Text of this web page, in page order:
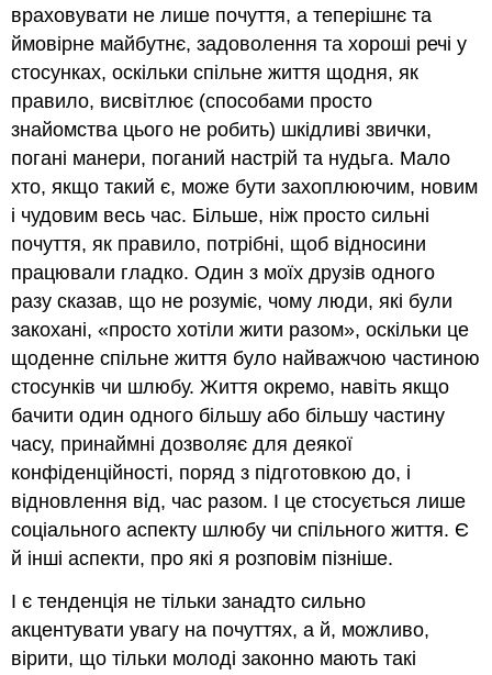
враховувати не лише почуття, а теперішнє та
ймовірне майбутнє, задоволення та хороші речі у
стосунках, оскільки спільне життя щодня, як
правило, висвітлює (способами просто
знайомства цього не робить) шкідливі звички,
погані манери, поганий настрій та нудьга. Мало
хто, якщо такий є, може бути захоплюючим, новим
і чудовим весь час. Більше, ніж просто сильні
почуття, як правило, потрібні, щоб відносини
працювали гладко. Один з моїх друзів одного
разу сказав, що не розуміє, чому люди, які були
закохані, «просто хотіли жити разом», оскільки це
щоденне спільне життя було найважчою частиною
стосунків чи шлюбу. Життя окремо, навіть якщо
бачити один одного більшу або більшу частину
часу, принаймні дозволяє для деякої
конфіденційності, поряд з підготовкою до, і
відновлення від, час разом. І це стосується лише
соціального аспекту шлюбу чи спільного життя. Є
й інші аспекти, про які я розповім пізніше.
І є тенденція не тільки занадто сильно
акцентувати увагу на почуттях, а й, можливо,
вірити, що тільки молоді законно мають такі